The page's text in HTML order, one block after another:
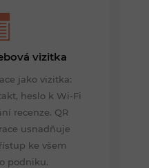
vizitka
jako vizitka:
heslo k Wi-Fi
recenze. QR
usnadňuje
ke všem
podniku.